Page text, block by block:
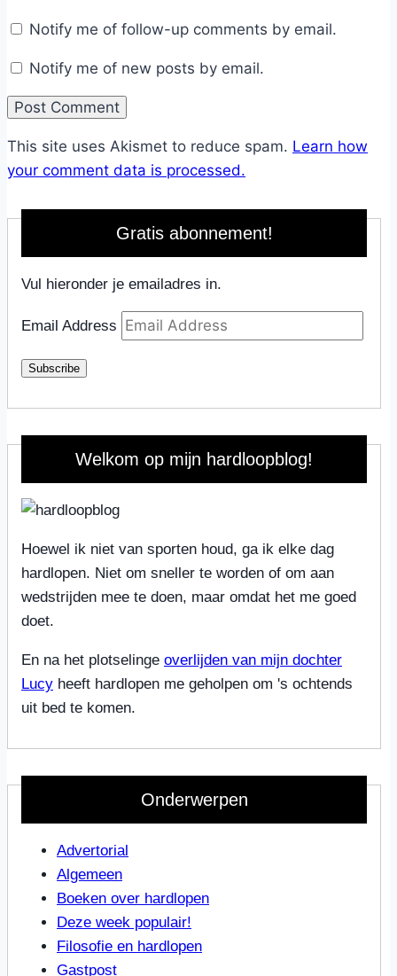
Notify me of follow-up comments by email.
Notify me of new posts by email.
This site uses Akismet to reduce spam. Learn how
your comment data is processed.
Gratis abonnement!
Vul hieronder je emailadres in.
Email Address
Subscribe
Welkom op mijn hardloopblog!
Hoewel ik niet van sporten houd, ga ik elke dag
hardlopen. Niet om sneller te worden of om aan
wedstrijden mee te doen, maar omdat het me goed
doet.
En na het plotselinge overlijden van mijn dochter
Lucy heeft hardlopen me geholpen om 's ochtends
uit bed te komen.
Onderwerpen
Advertorial
Algemeen
Boeken over hardlopen
Deze week populair!
Filosofie en hardlopen
Gastpost